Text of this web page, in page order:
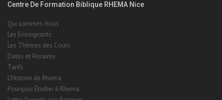
Centre De Formation Biblique RHEMA Nice
Qui sommes-nous
Les Enseignants
Les Thèmes des Cours
Dates et Horaires
Tarifs
L'Histoire de Rhema
Pourquoi Étudier à Rhema